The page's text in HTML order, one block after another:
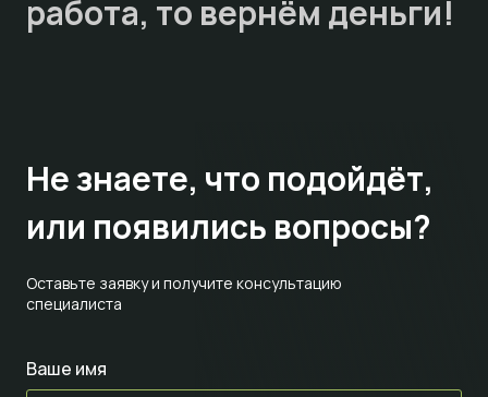
работа, то вернём деньги!
Оставьте заявку и получите консультацию
специалиста
Не знаете, что подойдёт,
или появились вопросы?
Ваше имя